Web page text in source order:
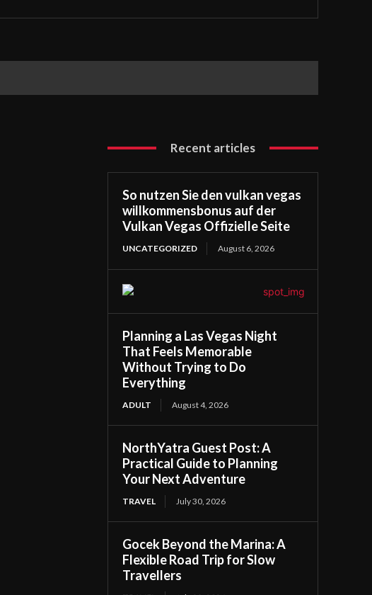
Recent articles
So nutzen Sie den vulkan vegas
willkommensbonus auf der
Vulkan Vegas Offizielle Seite
UNCATEGORIZED August 6, 2026
Planning a Las Vegas Night
That Feels Memorable
Without Trying to Do
Everything
ADULT August 4, 2026
NorthYatra Guest Post: A
Practical Guide to Planning
Your Next Adventure
TRAVEL July 30, 2026
Gocek Beyond the Marina: A
Flexible Road Trip for Slow
Travellers